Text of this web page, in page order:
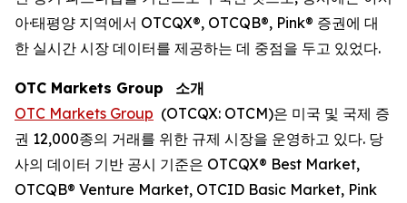
아·태평양 지역에서 OTCQX®, OTCQB®, Pink® 증권에 대
한 실시간 시장 데이터를 제공하는 데 중점을 두고 있었다.
OTC Markets Group
소개
OTC Markets Group (OTCQX: OTCM)은 미국 및 국제 증
권 12,000종의 거래를 위한 규제 시장을 운영하고 있다. 당
사의 데이터 기반 공시 기준은 OTCQX® Best Market,
OTCQB® Venture Market, OTCID Basic Market, Pink